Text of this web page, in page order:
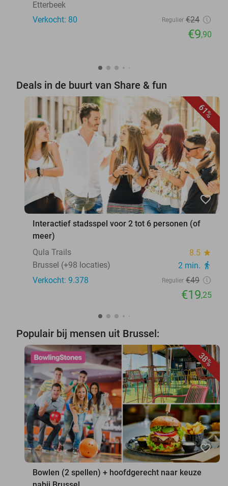
Etterbeek
Verkocht: 80
Regulier €24
€9,90
Deals in de buurt van Share & fun
61%
favorite_border
Interactief stadsspel voor 2 tot 6 personen (of
meer)
Qula Trails
8.5 star
Brussel (+98 locaties) 2 min. directions_walk
Verkocht: 9.378 Regulier €49
€19,25
Populair bij mensen uit Brussel:
38%
favorite_border
Bowlen (2 spellen) + hoofdgerecht naar keuze